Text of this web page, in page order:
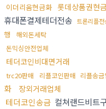
이더리움현금화 롯데상품권현
휴대폰결제테더전송 트론리플전
행
해외돈세탁
돈믹싱안전업체
테더코인비대면거래
trc20판매 리플코인판매 리플송
화
장외거래업체
테더코인송금 컬쳐랜드비트